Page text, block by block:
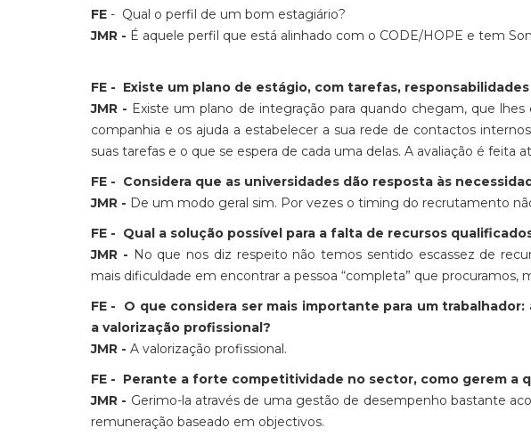
FE - Qual o perfil de um bom estagiário?
JMR - É aquele perfil que está alinhado com o CODE/HOPE e tem
FE - Existe um plano de estágio, com tarefas, responsabilidades
JMR - Existe um plano de integração para quando chegam, que
companhia e os ajuda a estabelecer a sua rede de contactos
suas tarefas e o que se espera de cada uma delas. A avaliação é feita
FE - Considera que as universidades dão resposta às
JMR - De um modo geral sim. Por vezes o timing do recrutamento
FE - Qual a solução possível para a falta de recursos
JMR - No que nos diz respeito não temos sentido escassez de
mais dificuldade em encontrar a pessoa “completa” que procuramos,
FE - O que considera ser mais importante para um
a valorização profissional?
JMR - A valorização profissional.
FE - Perante a forte competitividade no sector, como gerem a
JMR - Gerimo-la através de uma gestão de desempenho bastante
remuneração baseado em objectivos.